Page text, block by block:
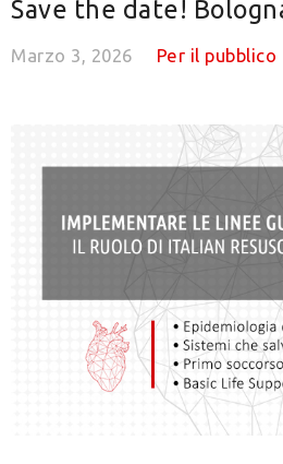
Save the date!
Marzo 3, 2026 Per il pubblico